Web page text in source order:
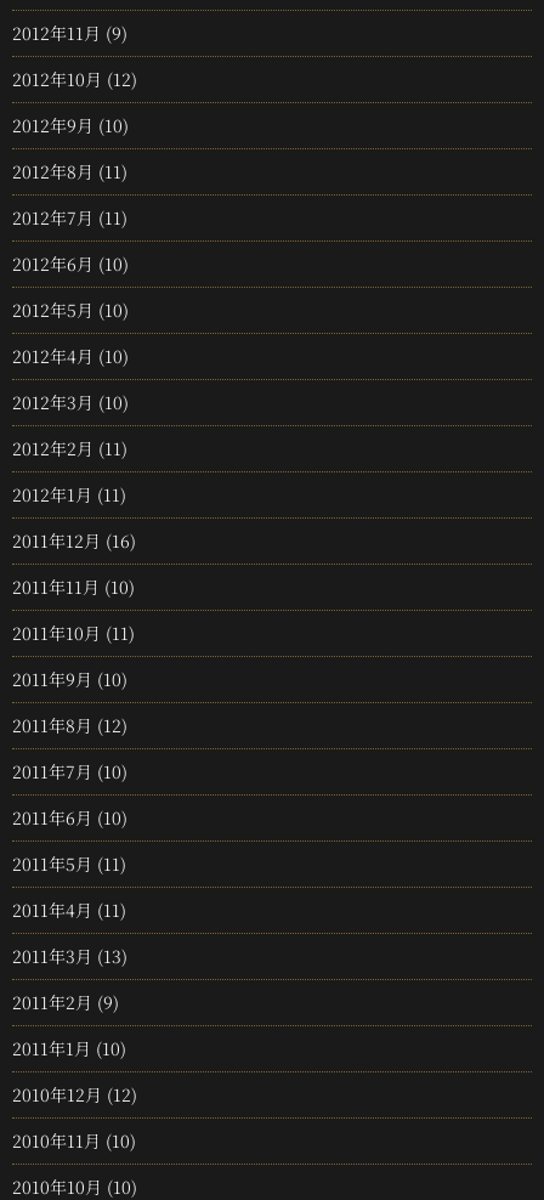
2012年11月 (9)
2012年10月 (12)
2012年9月 (10)
2012年8月 (11)
2012年7月 (11)
2012年6月 (10)
2012年5月 (10)
2012年4月 (10)
2012年3月 (10)
2012年2月 (11)
2012年1月 (11)
2011年12月 (16)
2011年11月 (10)
2011年10月 (11)
2011年9月 (10)
2011年8月 (12)
2011年7月 (10)
2011年6月 (10)
2011年5月 (11)
2011年4月 (11)
2011年3月 (13)
2011年2月 (9)
2011年1月 (10)
2010年12月 (12)
2010年11月 (10)
2010年10月 (10)